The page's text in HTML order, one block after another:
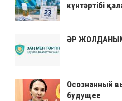
күнтәртібі
ӘР ЖОЛДАНЫМ
Осознанный
будущее